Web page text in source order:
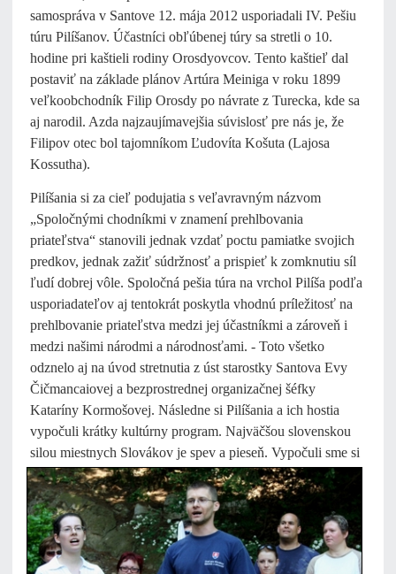
samospráva v Santove 12. mája 2012 usporiadali IV. Pešiu
túru Pilíšanov. Účastníci obľúbenej túry sa stretli o 10.
hodine pri kaštieli rodiny Orosdyovcov. Tento kaštieľ dal
postaviť na základe plánov Artúra Meiniga v roku 1899
veľkoobchodník Filip Orosdy po návrate z Turecka, kde sa
aj narodil. Azda najzaujímavejšia súvislosť pre nás je, že
Filipov otec bol tajomníkom Ľudovíta Košuta (Lajosa
Kossutha).
Pilíšania si za cieľ podujatia s veľavravným názvom
„Spoločnými chodníkmi v znamení prehlbovania
priateľstva“ stanovili jednak vzdať poctu pamiatke svojich
predkov, jednak zažiť súdržnosť a prispieť k zomknutiu síl
ľudí dobrej vôle. Spoločná pešia túra na vrchol Pilíša podľa
usporiadateľov aj tentokrát poskytla vhodnú príležitosť na
prehlbovanie priateľstva medzi jej účastníkmi a zároveň i
medzi našimi národmi a národnosťami. - Toto všetko
odznelo aj na úvod stretnutia z úst starostky Santova Evy
Čičmancaiovej a bezprostrednej organizačnej šéfky
Kataríny Kormošovej. Následne si Pilíšania a ich hostia
vypočuli krátky kultúrny program. Najväčšou slovenskou
silou miestnych Slovákov je spev a pieseň. Vypočuli sme si